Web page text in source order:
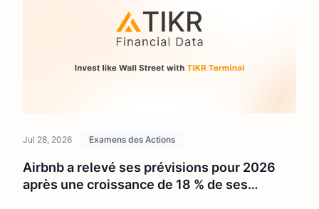
Jul 28, 2026 Examens des Actions
Airbnb a relevé ses prévisions pour 2026
après une croissance de 18 % de ses